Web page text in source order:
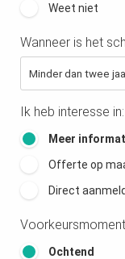
Weet niet
Wanneer is het
Ik heb interesse in:
Meer
Offerte op
Direct
Ochtend